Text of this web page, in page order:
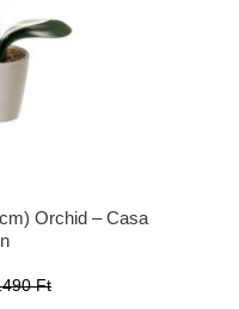
Orchid – Casa
Ft